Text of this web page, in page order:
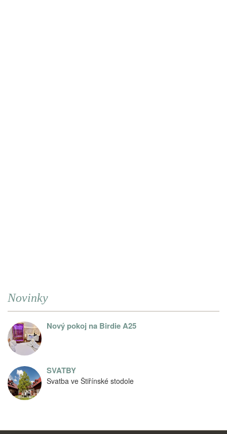
Novinky
Nový pokoj na Birdie A25
SVATBY
Svatba ve Štiřínské stodole